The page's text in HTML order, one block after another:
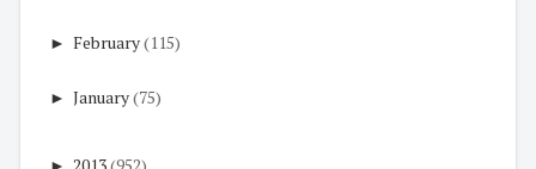
► February(115)
► January(75)
► 2013(952)